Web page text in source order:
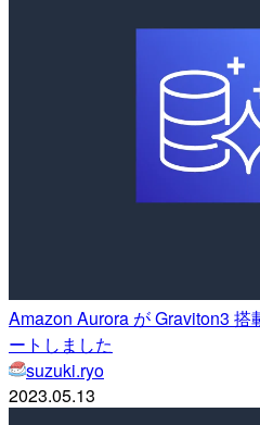
Amazon Aurora が Graviton3
ートしました
suzuki.ryo
2023.05.13